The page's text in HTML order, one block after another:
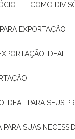
COMO
EXPORTAÇÃO
IDEAL
IDEAL PARA SEUS
SUAS